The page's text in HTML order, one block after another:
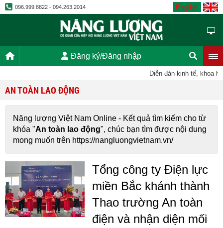
096.999.8822 - 094.263.2014 English
Đăng ký/Đăng nhập
Diễn đàn kinh tế, khoa
AN TOÀN LAO ĐỘNG
Năng lượng Việt Nam Online - Kết quả tìm kiếm cho từ
khóa "An toàn lao động", chúc bạn tìm được nội dung
mong muốn trên https://nangluongvietnam.vn/
Tổng công ty Điện lực
miền Bắc khánh thành
Thao trường An toàn
điện và nhận diện mối